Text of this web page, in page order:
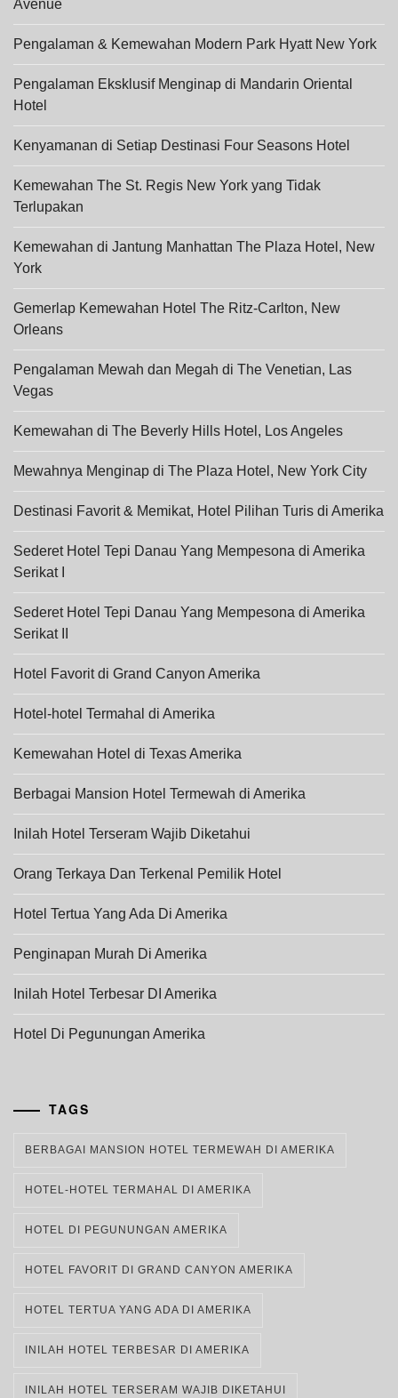
Avenue
Pengalaman & Kemewahan Modern Park Hyatt New York
Pengalaman Eksklusif Menginap di Mandarin Oriental
Hotel
Kenyamanan di Setiap Destinasi Four Seasons Hotel
Kemewahan The St. Regis New York yang Tidak
Terlupakan
Kemewahan di Jantung Manhattan The Plaza Hotel, New
York
Gemerlap Kemewahan Hotel The Ritz-Carlton, New
Orleans
Pengalaman Mewah dan Megah di The Venetian, Las
Vegas
Kemewahan di The Beverly Hills Hotel, Los Angeles
Mewahnya Menginap di The Plaza Hotel, New York City
Destinasi Favorit & Memikat, Hotel Pilihan Turis di Amerika
Sederet Hotel Tepi Danau Yang Mempesona di Amerika
Serikat I
Sederet Hotel Tepi Danau Yang Mempesona di Amerika
Serikat II
Hotel Favorit di Grand Canyon Amerika
Hotel-hotel Termahal di Amerika
Kemewahan Hotel di Texas Amerika
Berbagai Mansion Hotel Termewah di Amerika
Inilah Hotel Terseram Wajib Diketahui
Orang Terkaya Dan Terkenal Pemilik Hotel
Hotel Tertua Yang Ada Di Amerika
Penginapan Murah Di Amerika
Inilah Hotel Terbesar DI Amerika
Hotel Di Pegunungan Amerika
TAGS
BERBAGAI MANSION HOTEL TERMEWAH DI AMERIKA
HOTEL-HOTEL TERMAHAL DI AMERIKA
HOTEL DI PEGUNUNGAN AMERIKA
HOTEL FAVORIT DI GRAND CANYON AMERIKA
HOTEL TERTUA YANG ADA DI AMERIKA
INILAH HOTEL TERBESAR DI AMERIKA
INILAH HOTEL TERSERAM WAJIB DIKETAHUI